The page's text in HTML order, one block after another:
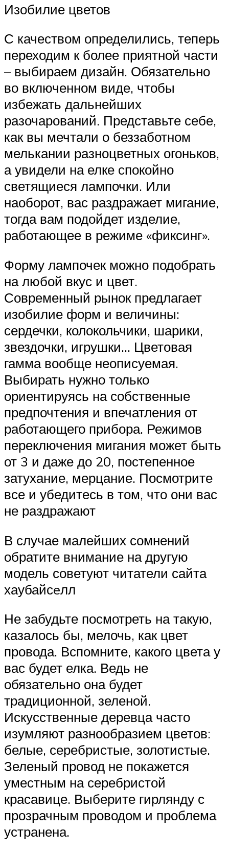
Изобилие цветов
С качеством определились, теперь
переходим к более приятной части
– выбираем дизайн. Обязательно
во включенном виде, чтобы
избежать дальнейших
разочарований. Представьте себе,
как вы мечтали о беззаботном
мелькании разноцветных огоньков,
а увидели на елке спокойно
светящиеся лампочки. Или
наоборот, вас раздражает мигание,
тогда вам подойдет изделие,
работающее в режиме «фиксинг».
Форму лампочек можно подобрать
на любой вкус и цвет.
Современный рынок предлагает
изобилие форм и величины:
сердечки, колокольчики, шарики,
звездочки, игрушки… Цветовая
гамма вообще неописуемая.
Выбирать нужно только
ориентируясь на собственные
предпочтения и впечатления от
работающего прибора. Режимов
переключения мигания может быть
от 3 и даже до 20, постепенное
затухание, мерцание. Посмотрите
все и убедитесь в том, что они вас
не раздражают
В случае малейших сомнений
обратите внимание на другую
модель советуют читатели сайта
хаубайсeлл
Не забудьте посмотреть на такую,
казалось бы, мелочь, как цвет
провода. Вспомните, какого цвета у
вас будет елка. Ведь не
обязательно она будет
традиционной, зеленой.
Искусственные деревца часто
изумляют разнообразием цветов:
белые, серебристые, золотистые.
Зеленый провод не покажется
уместным на серебристой
красавице. Выберите гирлянду с
прозрачным проводом и проблема
устранена.